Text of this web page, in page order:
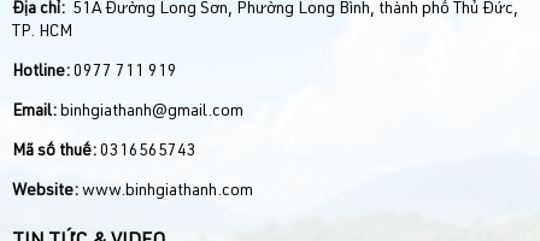
Địa chỉ: 51A Đường Long Sơn, Phường Long Bình, thành phố Thủ Đức,
TP. HCM
Hotline: 0977 711 919
Email: binhgiathanh@gmail.com
Mã số thuế: 0316565743
Website: www.binhgiathanh.com